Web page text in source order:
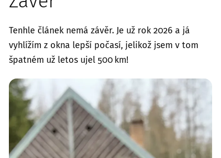
Tenhle článek nemá závěr. Je už rok 2026 a já
vyhlížím z okna lepší počasí, jelikož jsem v tom
špatném už letos ujel 500 km!